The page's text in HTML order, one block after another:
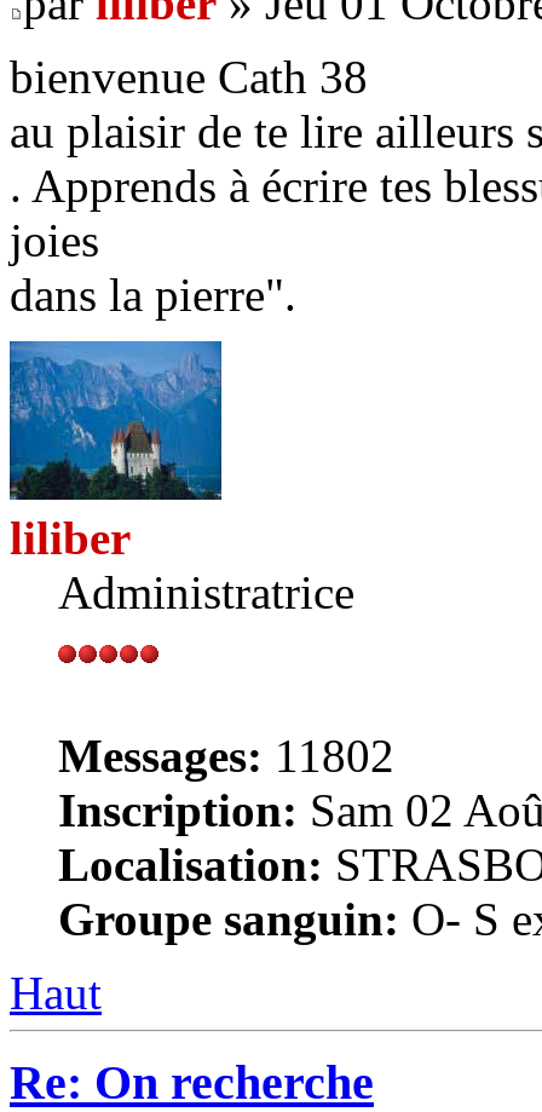
bienvenue Cath 38
au plaisir de te lire ailleurs
. Apprends à écrire tes
joies
dans la pierre".
liliber
Administratrice
Messages: 11802
Inscription: Sam 02
Localisation:
Groupe sanguin: O- S
Haut
Re: On recherche